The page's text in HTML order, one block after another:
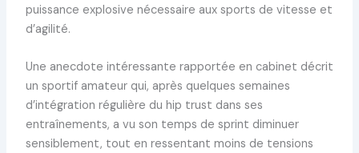
puissance explosive nécessaire aux sports de vitesse et
d’agilité.
Une anecdote intéressante rapportée en cabinet décrit
un sportif amateur qui, après quelques semaines
d’intégration régulière du hip trust dans ses
entraînements, a vu son temps de sprint diminuer
sensiblement, tout en ressentant moins de tensions